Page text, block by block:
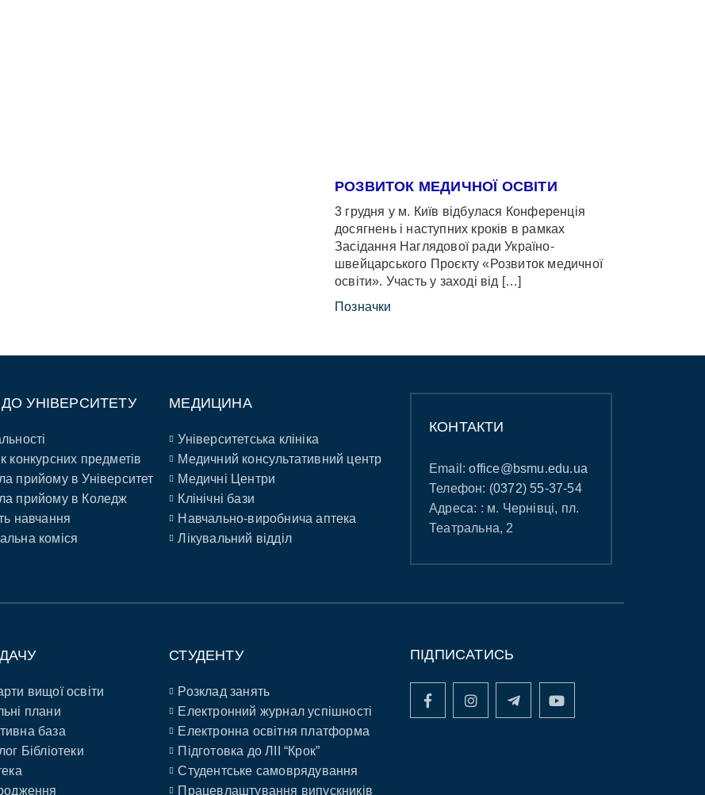
РОЗВИТОК МЕДИЧНОЇ ОСВІТИ
3 грудня у м. Київ відбулася Конференція
досягнень і наступних кроків в рамках
Засідання Наглядової ради Україно-
швейцарського Проєкту «Розвиток медичної
освіти». Участь у заході від […]
Позначки
УНІВЕРСИТЕТУ
конкурсних предметів
прийому в Університет
прийому в Коледж
навчання
коміся
МЕДИЦИНА
Університетська клініка
Медичний консультативний центр
Медичні Центри
Клінічні бази
Навчально-виробнича аптека
Лікувальний відділ
КОНТАКТИ
Email:office@bsmu.edu.ua
Телефон: (0372) 55-37-54
Адреса: : м. Чернівці, пл.
Театральна, 2
вищої освіти
плани
база
Бібліотеки
СТУДЕНТУ
Розклад занять
Електронний журнал успішності
Електронна освітня платформа
Підготовка до ЛІІ “Крок”
Студентське самоврядування
Працевлаштування випускників
ПІДПИСАТИСЬ